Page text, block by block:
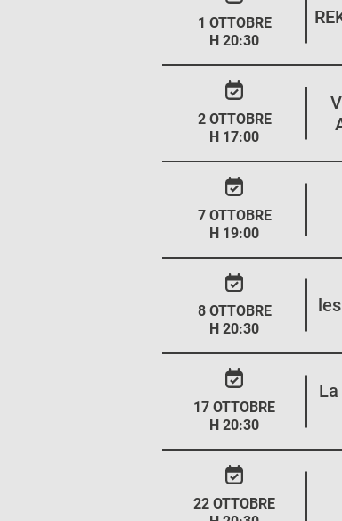
1 OTTOBRE
H 20:30
2 OTTOBRE
H 17:00
7 OTTOBRE
H 19:00
8 OTTOBRE
H 20:30
17 OTTOBRE
H 20:30
22 OTTOBRE